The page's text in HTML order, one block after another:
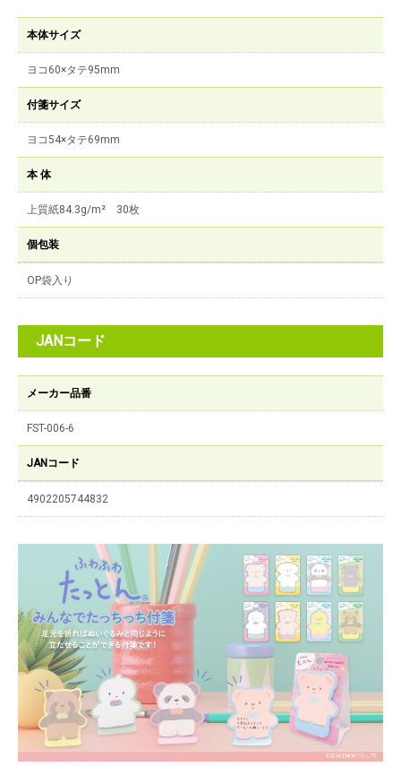
本体サイズ
ヨコ60×タテ95mm
付箋サイズ
ヨコ54×タテ69mm
本 体
上質紙84.3g/m² 30枚
個包装
OP袋入り
JANコード
メーカー品番
FST-006-6
JANコード
4902205744832